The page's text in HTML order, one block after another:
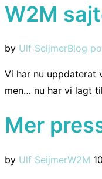
navigation
W2M
by Ulf SeijmerBlog
Vi har nu uppdaterat
men… nu har vi lagt
Mer
by Ulf SeijmerW2M